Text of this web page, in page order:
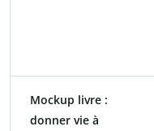
Mockup livre :
donner vie à